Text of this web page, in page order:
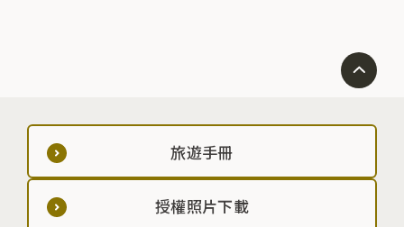
旅遊手冊
授權照片下載